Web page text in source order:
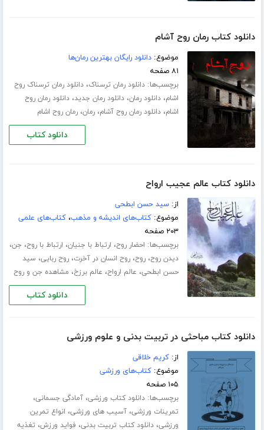
دانلود کتاب رمان روح آشام
موضوع:دانلود رایگان بهترین رمان‌ها
۸۱ صفحه
برچسب‌ها:دانلود رمان ترسناک،دانلود رمان ترسناک روح
اشام،دانلود رمان،دانلود رمان جدید،دانلود رمان روح
اشام،دانلود رمان روح آشام،رمان،رمان روح اشام
دانلود کتاب
دانلود کتاب عالم عجیب ارواح
از:سید حسن ابطحی
موضوع:کتاب‌های اندیشه و مذهب،کتاب‌های علمی
۲۰۳ صفحه
برچسب‌ها: احضار روح، ارتباط با جنیان، ارتباط با روح، جن،
دیدن روح،روح،روح انسان در آخرت،روح ربایی، سید
حسن ابطحی، عالم ارواح، عالم برزخ، مشاهده جن و روح
دانلود کتاب
دانلود کتاب مباحثی در تربیت بدنی و علوم ورزشی
از:کریم خلاقی
موضوع:کتاب‌های ورزشی
۱۰۵ صفحه
برچسب‌ها:دانلود کتاب ورزشی،آمادگی جسمانی،
تمرینات ورزشی،آسیب های ورزشی، انواع تمرین
ورزشی،دانلود کتاب تربیت بدنی، فواید ورزش، تغذیه